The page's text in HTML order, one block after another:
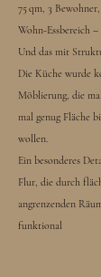
75 qm, 3
Wohn-Essbereich
Und das mit
Die Küche wurde
Möblierung, die
mal genug Fläche
wollen.
Ein besonderes
Flur, die durch
angrenzenden
funktional